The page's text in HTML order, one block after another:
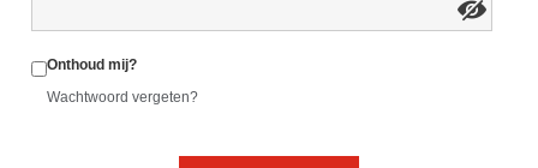
Onthoud mij?
Wachtwoord vergeten?